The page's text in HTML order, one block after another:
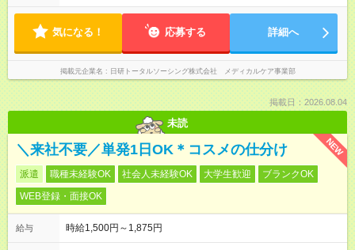
気になる！ 応募する 詳細へ
掲載元企業名 日研トータルソーシング株式会社 メディカルケア事業部
掲載日：2026.08.04
未読
NEW
＼来社不要／単発1日OK＊コスメの仕分け
派遣 職種未経験OK 社会人未経験OK 大学生歓迎
ブランクOK
WEB登録・面接OK
給与 時給1,500円～1,875円